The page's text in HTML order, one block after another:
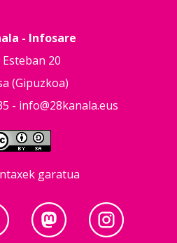
- Infosare
Esteban 20
(Gipuzkoa)
- info@28kanala.eus
garatua